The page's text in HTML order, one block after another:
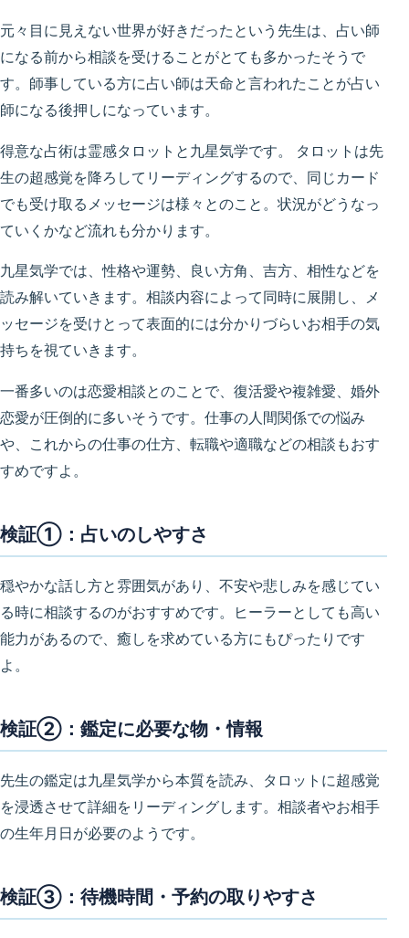
元々目に見えない世界が好きだったという先生は、占い師
になる前から相談を受けることがとても多かったそうで
す。師事している方に占い師は天命と言われたことが占い
師になる後押しになっています。
得意な占術は霊感タロットと九星気学です。 タロットは先
生の超感覚を降ろしてリーディングするので、同じカード
でも受け取るメッセージは様々とのこと。状況がどうなっ
ていくかなど流れも分かります。
九星気学では、性格や運勢、良い方角、吉方、相性などを
読み解いていきます。相談内容によって同時に展開し、メ
ッセージを受けとって表面的には分かりづらいお相手の気
持ちを視ていきます。
一番多いのは恋愛相談とのことで、復活愛や複雑愛、婚外
恋愛が圧倒的に多いそうです。仕事の人間関係での悩み
や、これからの仕事の仕方、転職や適職などの相談もおす
すめですよ。
検証①：占いのしやすさ
穏やかな話し方と雰囲気があり、不安や悲しみを感じてい
る時に相談するのがおすすめです。ヒーラーとしても高い
能力があるので、癒しを求めている方にもぴったりです
よ。
検証②：鑑定に必要な物・情報
先生の鑑定は九星気学から本質を読み、タロットに超感覚
を浸透させて詳細をリーディングします。相談者やお相手
の生年月日が必要のようです。
検証③：待機時間・予約の取りやすさ